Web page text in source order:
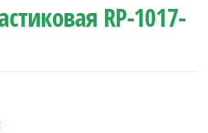
RP-1017-